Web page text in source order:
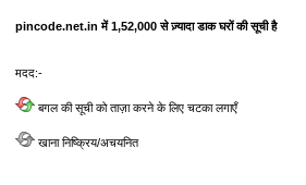
pincode.net.in में 1,52,000 से ज़्यादा डाक घरों की सूची है
मदद:-
बगल की सूची को ताज़ा करने के लिए चटका लगाएँ
खाना निष्क्रिय/अचयनित